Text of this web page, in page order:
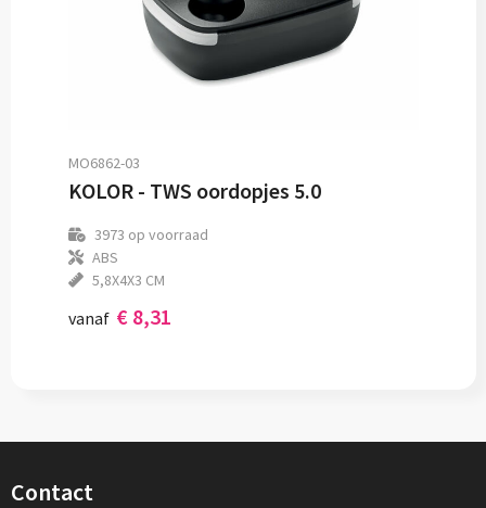
MO6862-03
KOLOR - TWS oordopjes 5.0
3973 op voorraad
ABS
5,8X4X3 CM
vanaf € 8,31
Contact